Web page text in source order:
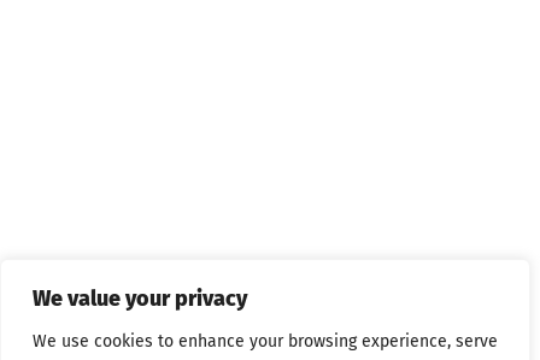
We value your privacy
We use cookies to enhance your browsing experience, serve